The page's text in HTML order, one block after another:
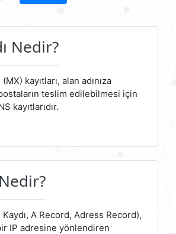
Nedir?
kayıtları, alan adınıza
teslim edilebilmesi için
kayıtlarıdır.
Kaydı, A Record, Adress Record),
IP adresine yönlendiren